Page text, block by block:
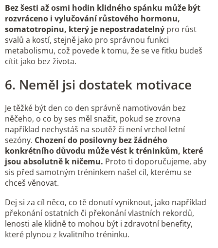
Bez šesti až osmi hodin klidného spánku může být
rozvráceno i vylučování růstového hormonu,
somatotropinu, který je nepostradatelný pro růst
svalů a kostí, stejně jako pro správnou funkci
metabolismu, což povede k tomu, že se ve fitku budeš
cítit jako bez života.
6. Neměl jsi dostatek motivace
Je těžké být den co den správně namotivován bez
něčeho, o co by ses měl snažit, pokud se zrovna
například nechystáš na soutěž či není vrchol letní
sezóny. Chození do posilovny bez žádného
konkrétního důvodu může vést k tréninkům, které
jsou absolutně k ničemu. Proto ti doporučujeme, aby
sis před samotným tréninkem našel cíl, kterému se
chceš věnovat.
Dej si za cíl něco, co tě donutí vyniknout, jako například
překonání ostatních či překonání vlastních rekordů,
lenosti ale klidně to mohou být i zdravotní benefity,
které plynou z kvalitního tréninku.